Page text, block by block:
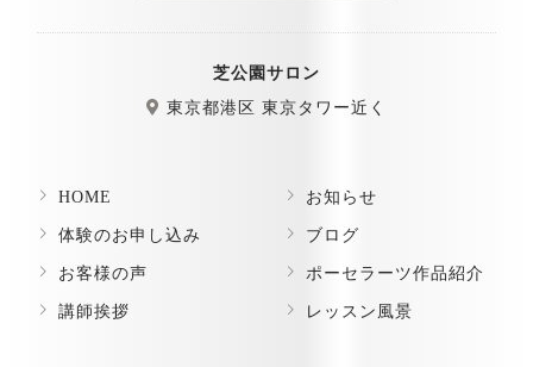
芝公園サロン
東京都港区 東京タワー近く
HOME
体験のお申し込み
お客様の声
講師挨拶
お知らせ
ブログ
ポーセラーツ作品紹介
レッスン風景